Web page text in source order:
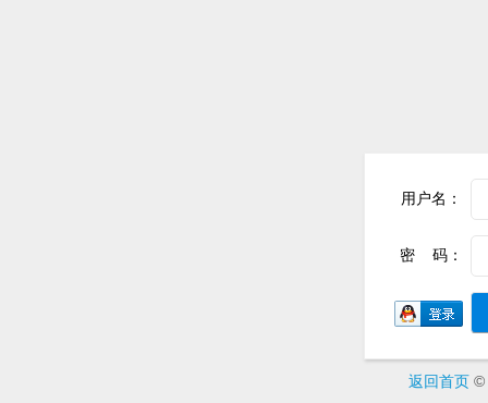
用户名：
密 码：
返回首页 ©